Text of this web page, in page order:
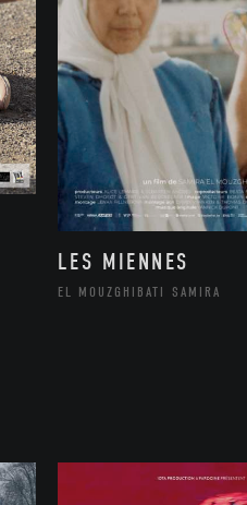
LES MIENNES
EL MOUZGHIBATI SAMIRA